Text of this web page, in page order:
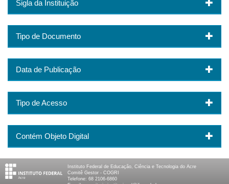
Sigla da Instituição
Tipo de Documento
Data de Publicação
Tipo de Acesso
Contém Objeto Digital
Instituto Federal de Educação, Ciência e Tecnologia do Acre
Comitê Gestor - COGRI
Telefone: 68 2106-6860